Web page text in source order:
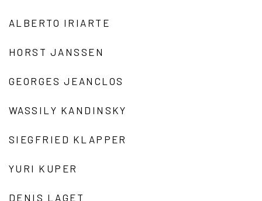
ALBERTO IRIARTE
HORST JANSSEN
GEORGES JEANCLOS
WASSILY KANDINSKY
SIEGFRIED KLAPPER
YURI KUPER
DENIS LAGET